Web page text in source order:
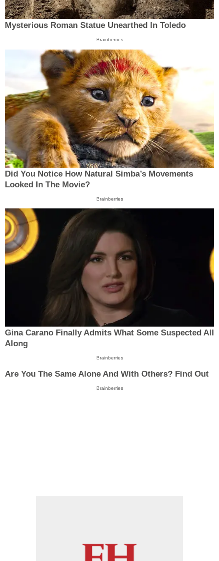
Mysterious Roman Statue Unearthed In Toledo
Brainberries
Did You Notice How Natural Simba’s Movements
Looked In The Movie?
Brainberries
Gina Carano Finally Admits What Some Suspected All
Along
Brainberries
Are You The Same Alone And With Others? Find Out
Brainberries